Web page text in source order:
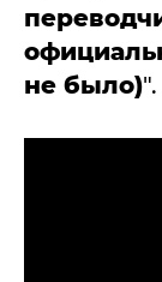
не было)".